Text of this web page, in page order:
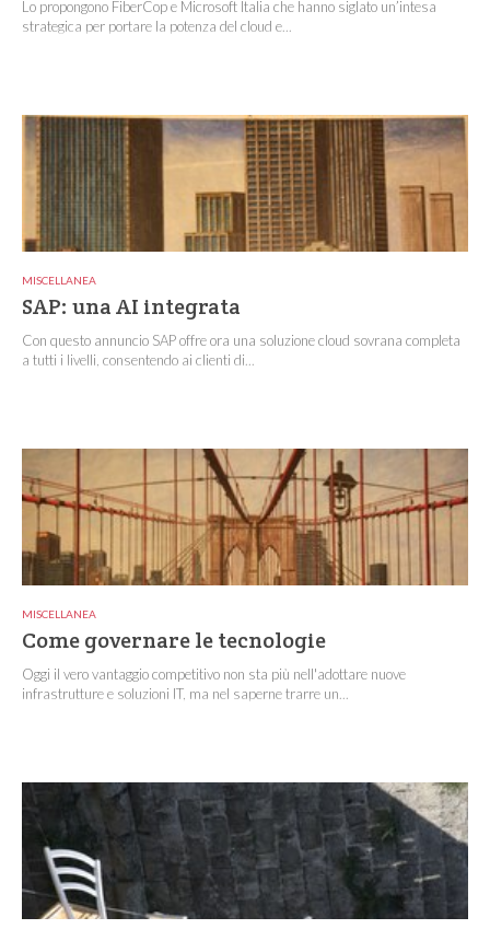
Lo propongono FiberCop e Microsoft Italia che hanno siglato un’intesa
strategica per portare la potenza del cloud e...
MISCELLANEA
SAP: una AI integrata
Con questo annuncio SAP offre ora una soluzione cloud sovrana completa
a tutti i livelli, consentendo ai clienti di...
MISCELLANEA
Come governare le tecnologie
Oggi il vero vantaggio competitivo non sta più nell'adottare nuove
infrastrutture e soluzioni IT, ma nel saperne trarre un...